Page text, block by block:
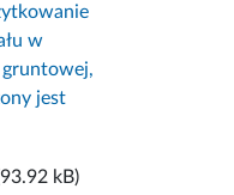
w
jest
kB)